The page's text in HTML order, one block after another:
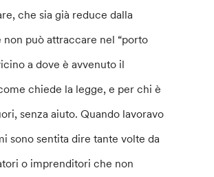
che sia già reduce dalla
non può attraccare nel “porto
a dove è avvenuto il
chiede la legge, e per chi è
senza aiuto. Quando lavoravo
sono sentita dire tante volte da
o imprenditori che non